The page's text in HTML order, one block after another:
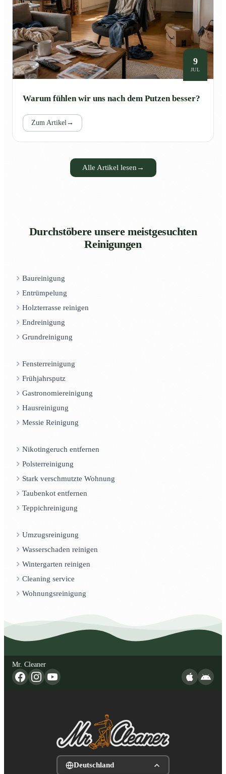
9
JUL
Warum fühlen wir uns nach dem Putzen besser?
Zum Artikel →
Alle Artikel lesen →
Durchstöbere unsere meistgesuchten
Reinigungen
Baureinigung
Entrümpelung
Holzterrasse reinigen
Endreinigung
Grundreinigung
Fensterreinigung
Frühjahrsputz
Gastronomiereinigung
Hausreinigung
Messie Reinigung
Nikotingeruch entfernen
Polsterreinigung
Stark verschmutzte Wohnung
Taubenkot entfernen
Teppichreinigung
Umzugsreinigung
Wasserschaden reinigen
Wintergarten reinigen
Cleaning service
Wohnungsreinigung
Mr. Cleaner
Deutschland